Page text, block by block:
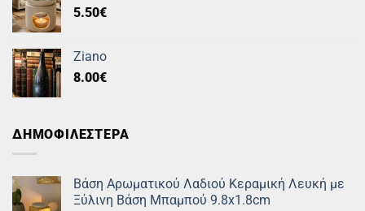
5.50€
Ziano
8.00€
ΔΗΜΟΦΙΛΕΣΤΕΡΑ
Βάση Αρωματικού Λαδιού Κεραμική Λευκή με
Ξύλινη Βάση Μπαμπού 9.8x1.8cm